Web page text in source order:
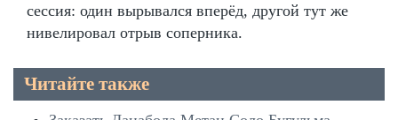
сессия: один вырывался вперёд, другой тут же
нивелировал отрыв соперника.
Читайте также